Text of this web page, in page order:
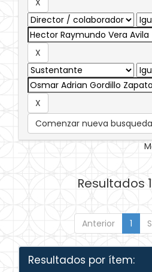
Comenzar nueva busqueda
Resultados
Anterior 1
Resultados por ítem: